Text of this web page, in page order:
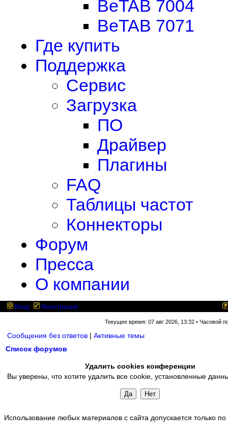
BeTAB 7004
BeTAB 7071
Где купить
Поддержка
Сервис
Загрузка
ПО
Драйвер
Плагины
FAQ
Таблицы частот
Коннекторы
Форум
Пресса
О компании
Вход Регистрация
Текущее время: 07 авг 2026, 13:32 • Часовой
Сообщения без ответов | Активные темы
Список форумов
Удалить cookies конференции
Вы уверены, что хотите удалить все cookie, установленные
Использование любых материалов с сайта допускается только